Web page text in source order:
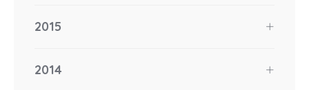
2015
2014